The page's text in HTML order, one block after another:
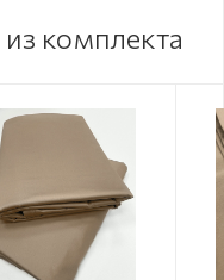
комплекта